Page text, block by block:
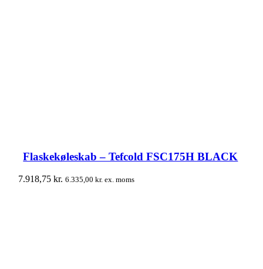
Flaskekøleskab – Tefcold FSC175H BLACK
7.918,75kr. 6.335,00kr. ex. moms